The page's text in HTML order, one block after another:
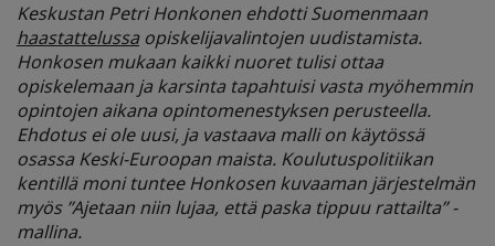
Keskustan Petri Honkonen ehdotti Suomenmaan
haastattelussaopiskelijavalintojen uudistamista.
Honkosen mukaan kaikki nuoret tulisi ottaa
opiskelemaan ja karsinta tapahtuisi vasta myöhemmin
opintojen aikana opintomenestyksen perusteella.
Ehdotus ei ole uusi, ja vastaava malli on käytössä
osassa Keski-Euroopan maista. Koulutuspolitiikan
kentillä moni tuntee Honkosen kuvaaman järjestelmän
myös ”Ajetaan niin lujaa, että paska tippuu rattailta” -
mallina.